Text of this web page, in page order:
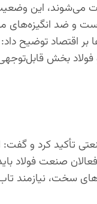
می‌شوند، این
و ضد
بر اقتصاد توضیح
بخش
تأکید کرد و گفت:
صنعت فولاد
سخت، نیازمند